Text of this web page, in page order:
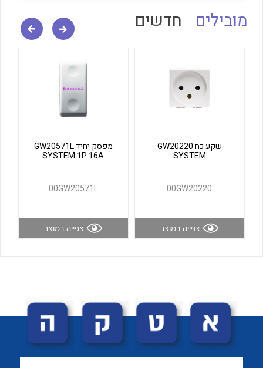
לכל מוצרי היצרן
מובילים חדשים
שקע כח GW20220
SYSTEM
00GW20220
צפייה במוצר
מפסק יחיד GW20571L
SYSTEM 1P 16A
00GW20571L
צפייה במוצר